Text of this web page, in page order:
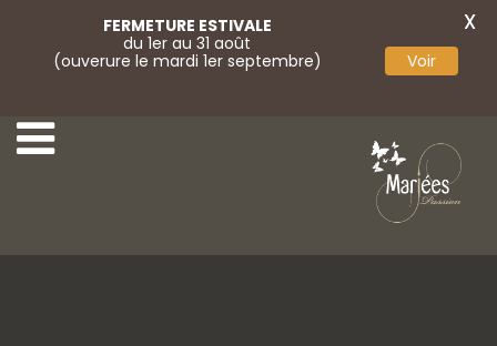
FERMETURE ESTIVALE
du 1er au 31 août
(ouverure le mardi 1er septembre)
Voir
X